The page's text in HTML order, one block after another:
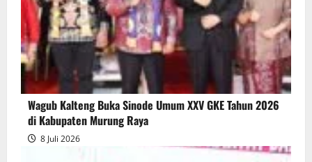
Wagub Kalteng Buka Sinode Umum XXV GKE Tahun 2026
di Kabupaten Murung Raya
8 Juli 2026